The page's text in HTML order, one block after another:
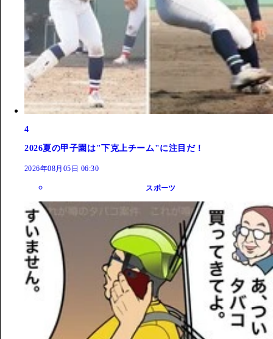
4
2026夏の甲子園は"下克上チーム"に注目だ！
2026年08月05日 06:30
スポーツ